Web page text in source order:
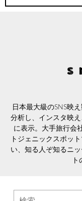
日本最大級のSNS映
分析し、インスタ映
に表示。大手旅行会
トジェニックスポッ
い、知る人ぞ知るニ